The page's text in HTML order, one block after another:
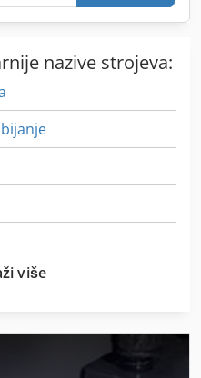
nazive strojeva:
I Premotavanje Papira
više